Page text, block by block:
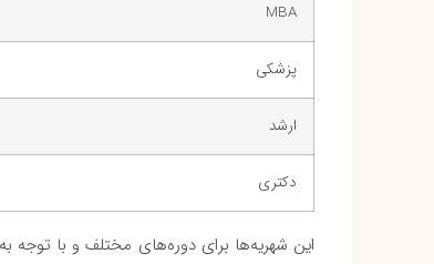
MBA
پزشکی
ارشد
دکتری
این شهریه‌ها برای دوره‌های مختلف و با توجه